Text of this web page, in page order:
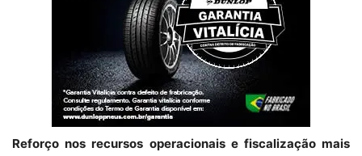
Reforço nos recursos operacionais e fiscalização mais